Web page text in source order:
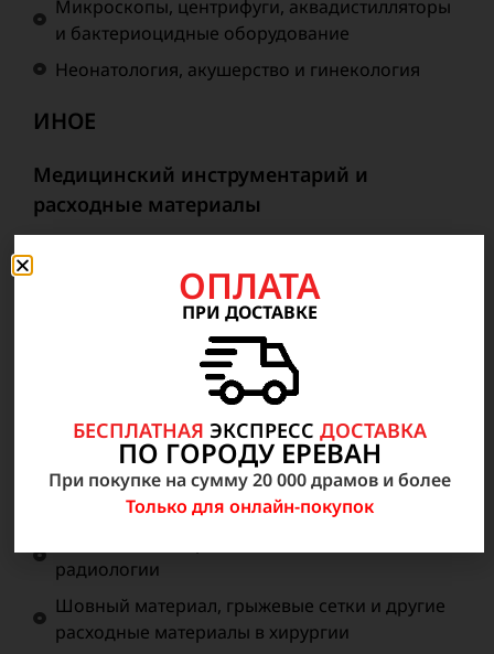
Микроскопы, центрифуги, аквадистилляторы
и бактериоцидные оборудование
Неонатология, акушерство и гинекология
ИНОЕ
Медицинский инструментарий и
расходные материалы
медицинского персонала
Расходные материалы и запасные части в
Анестезиологии, реанимации, неотложной
медицинской помощи
Инструментальные наборы и отдельные
инструменты
Эндоскопический Инструментарий
Лабораторные расходные материалы
радиологии
Шовный материал, грыжевые сетки и другие
расходные материалы в хирургии
ОПЛАТА
ПРИ ДОСТАВКЕ
БЕСПЛАТНАЯ ЭКСПРЕСС ДОСТАВКА
ПО ГОРОДУ ЕРЕВАН
При покупке на сумму 20 000 драмов и более
Только для онлайн-покупок